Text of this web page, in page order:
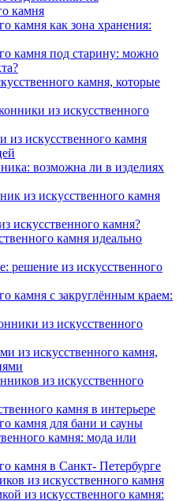
камня
камня как зона хранения:
камня под старину: можно
камня, которые
из искусственного
искусственного камня
возможна ли в изделиях
из искусственного камня
искусственного камня?
камня идеально
решение из искусственного
камня с закруглённым краем:
из искусственного
из искусственного камня,
из искусственного
камня в интерьере
камня для бани и сауны
камня: мода или
камня в Санкт- Петербурге
из искусственного камня
из искусственного камня: